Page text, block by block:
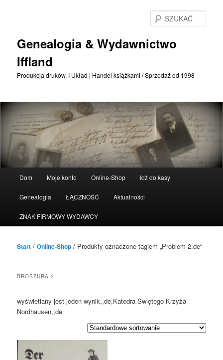
Genealogia & Wydawnictwo
Iffland
Produkcja druków, I Układ | Handel książkami / Sprzedaż od 1998
Dom Moje konto Online-Shop Idź do kasy
Genealogia ŁĄCZNOŚĆ Aktualności
ZNAK FIRMOWY WYDAWCY
Start /Online-Shop / Produkty oznaczone tagiem „Problem 2,de“
BROSZURA 2
wyświetlany jest jeden wynik,,de,Katedra Świętego Krzyża
Nordhausen,,de